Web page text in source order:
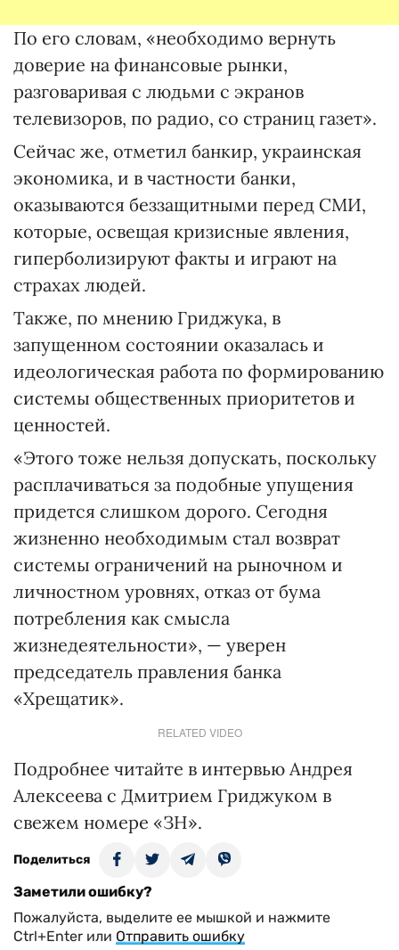
По его словам, «необходимо вернуть
доверие на финансовые рынки,
разговаривая с людьми с экранов
телевизоров, по радио, со страниц газет».
Сейчас же, отметил банкир, украинская
экономика, и в частности банки,
оказываются беззащитными перед СМИ,
которые, освещая кризисные явления,
гиперболизируют факты и играют на
страхах людей.
Также, по мнению Гриджука, в
запущенном состоянии оказалась и
идеологическая работа по формированию
системы общественных приоритетов и
ценностей.
«Этого тоже нельзя допускать, поскольку
расплачиваться за подобные упущения
придется слишком дорого. Сегодня
жизненно необходимым стал возврат
системы ограничений на рыночном и
личностном уровнях, отказ от бума
потребления как смысла
жизнедеятельности», — уверен
председатель правления банка
«Хрещатик».
RELATED VIDEO
Подробнее читайте в интервью Андрея
Алексеева с Дмитрием Гриджуком в
свежем номере «ЗН».
Поделиться
Заметили ошибку?
Пожалуйста, выделите ее мышкой и нажмите
Ctrl+Enter или Отправить ошибку